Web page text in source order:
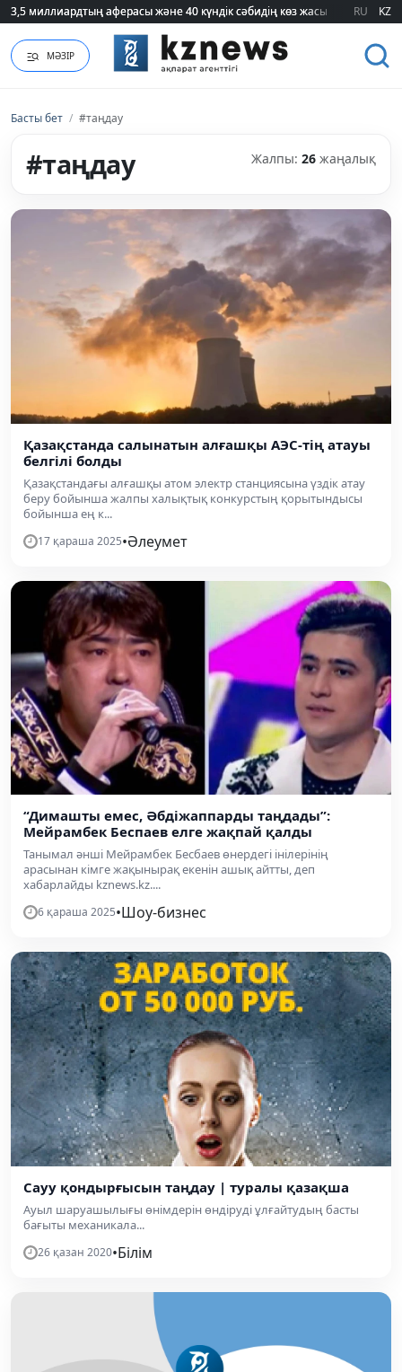
3,5 миллиардтың аферасы және 40 күндік сәбидің көз жасы:
3,5 миллиардтың аферасы және 40 күндік сәбидің көз жасы: RU KZ
МӘЗІР
Басты бет / #таңдау
#таңдау Жалпы: 26 жаңалық
Қазақстанда салынатын алғашқы АЭС-тің атауы
белгілі болды
Қазақстандағы алғашқы атом электр станциясына үздік атау
беру бойынша жалпы халықтық конкурстың қорытындысы
бойынша ең к...
17 қараша 2025•Әлеумет
“Димашты емес, Әбдіжаппарды таңдады”:
Мейрамбек Беспаев елге жақпай қалды
Танымал әнші Мейрамбек Бесбаев өнердегі інілерінің
арасынан кімге жақынырақ екенін ашық айтты, деп
хабарлайды kznews.kz....
6 қараша 2025•Шоу-бизнес
Сауу қондырғысын таңдау | туралы қазақша
Ауыл шаруашылығы өнімдерін өндіруді ұлғайтудың басты
бағыты механикала...
26 қазан 2020•Білім